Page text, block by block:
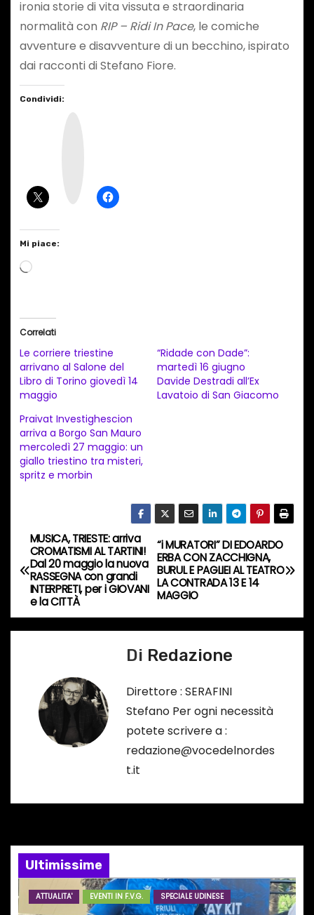
ironia storie di vita vissuta e straordinaria
normalità con RIP – Ridi In Pace, le comiche
avventure e disavventure di un becchino, ispirato
dai racconti di Stefano Fiore.
Condividi:
Mi piace:
C
a
m
e
n
t
o
i
o
r
s
o
…
Correlati
Le corriere triestine
arrivano al Salone del
Libro di Torino giovedì 14
maggio
“Ridade con Dade”:
martedì 16 giugno
Davide Destradi all’Ex
Lavatoio di San Giacomo
Praivat Investighescion
arriva a Borgo San Mauro
mercoledì 27 maggio: un
giallo triestino tra misteri,
spritz e morbin
N
a
v
i
n
e
a
r
“i MURATORI” DI EDOARDO
ERBA CON ZACCHIGNA,
BURUL E PAGLIEI AL TEATRO
LA CONTRADA 13 E 14
MAGGIO
MUSICA, TRIESTE: arriva
CROMATISMI AL TARTINI!
Dal 20 maggio la nuova
RASSEGNA con grandi
INTERPRETI, per i GIOVANI
e la CITTÀ
Di Redazione
Direttore : SERAFINI
Stefano Per ogni necessità
potete scrivere a :
redazione@vocedelnordes
t.it
Ultimissime
ATTUALITA' EVENTI IN F.V.G. SPECIALE UDINESE